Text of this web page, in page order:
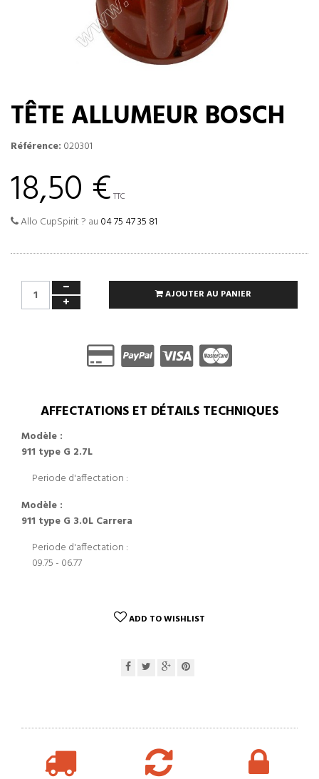
TÊTE ALLUMEUR BOSCH
Référence: 020301
18,50 € TTC
Allo CupSpirit ? au 04 75 47 35 81
AJOUTER AU PANIER
AFFECTATIONS ET DÉTAILS TECHNIQUES
Modèle :
911 type G 2.7L
Periode d'affectation :
Modèle :
911 type G 3.0L Carrera
Periode d'affectation :
09.75 - 06.77
ADD TO WISHLIST